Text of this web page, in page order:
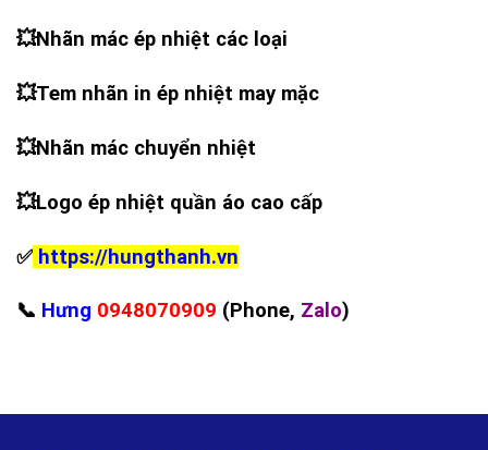
💥Nhãn mác ép nhiệt các loại
💥Tem nhãn in ép nhiệt may mặc
💥Nhãn mác chuyển nhiệt
💥Logo ép nhiệt quần áo cao cấp
✅ https://hungthanh.vn
📞 Hưng 0948070909 (Phone, Zalo)